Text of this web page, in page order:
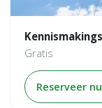
Gratis
Reserveer nu